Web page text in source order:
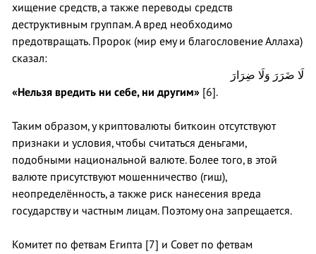
хищение средств, а также переводы средств
деструктивным группам. А вред необходимо
предотвращать. Пророк (мир ему и благословение Аллаха)
сказал:
لَا ضَرَرَ وَلَا ضِرَارَ
«Нельзя вредить ни себе, ни другим» [6].
Таким образом, у криптовалюты биткоин отсутствуют
признаки и условия, чтобы считаться деньгами,
подобными национальной валюте. Более того, в этой
валюте присутствуют мошенничество (гиш),
неопределённость, а также риск нанесения вреда
государству и частным лицам. Поэтому она запрещается.
Комитет по фетвам Египта [7] и Совет по фетвам